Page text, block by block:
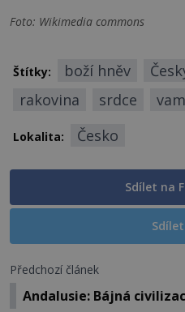
Foto: Wikimedia commons
Štítky: boží hněv
rakovina
srdce
Lokalita: Česko
Sdílet na
Předchozí článek
Andalusie: Bájná